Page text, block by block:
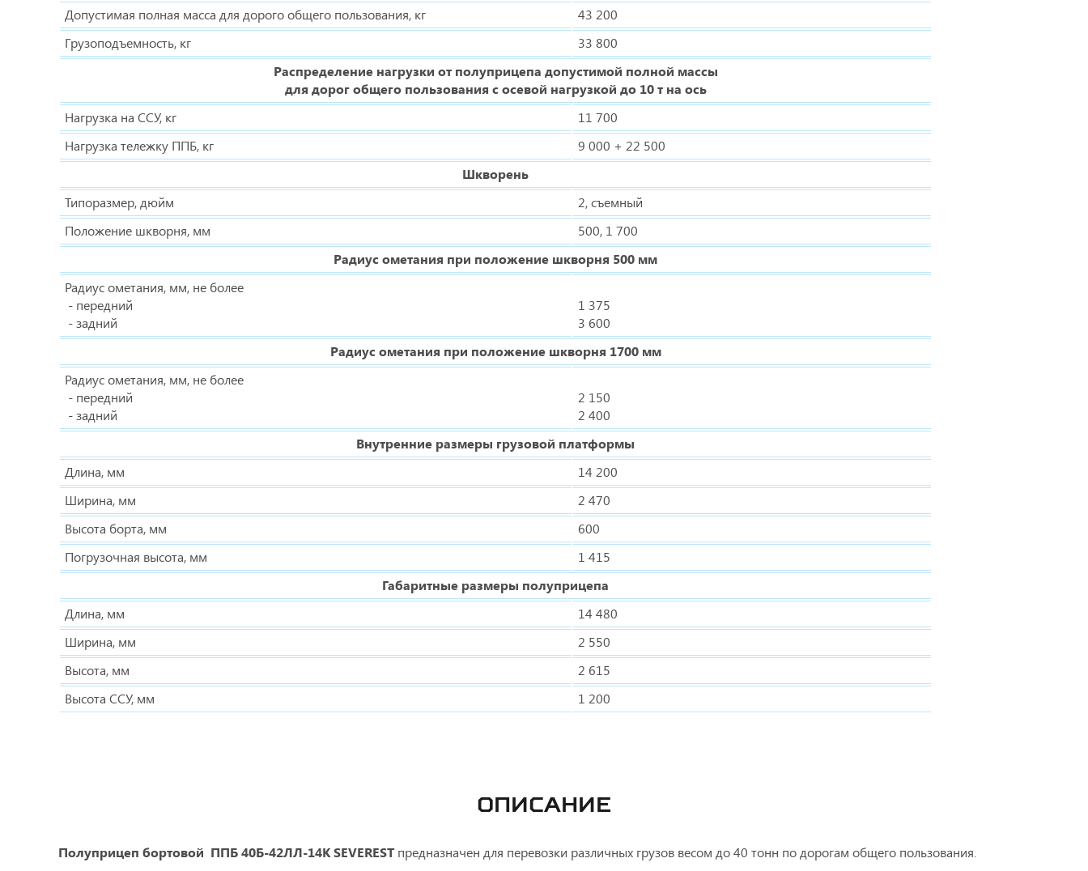
Допустимая полная масса для дорого общего пользования, кг
43 200
Грузоподъемность, кг
33 800
Распределение нагрузки от полуприцепа допустимой полной массы
для дорог общего пользования с осевой нагрузкой до 10 т на ось
Нагрузка на ССУ, кг
11 700
Нагрузка тележку ППБ, кг
9 000 + 22 500
Шкворень
Типоразмер, дюйм
2, съемный
Положение шкворня, мм
500, 1 700
Радиус ометания при положение шкворня 500 мм
Радиус ометания, мм, не более
- передний
- задний
1 375
3 600
Радиус ометания при положение шкворня 1700 мм
Радиус ометания, мм, не более
- передний
- задний
2 150
2 400
Внутренние размеры грузовой платформы
Длина, мм
14 200
Ширина, мм
2 470
Высота борта, мм
600
Погрузочная высота, мм
1 415
Габаритные размеры полуприцепа
Длина, мм
14 480
Ширина, мм
2 550
Высота, мм
2 615
Высота ССУ, мм
1 200
ОПИСАНИЕ
Полуприцеп бортовой ППБ 40Б-42ЛЛ-14К SEVERESTпредназначен для перевозки различных грузов весом до 40 тонн по дорогам общего пользования.